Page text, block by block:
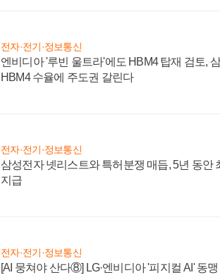
전자·전기·정보통신
엔비디아 '루빈 울트라'에도 HBM4 탑재 검토,
HBM4 수율에 주도권 갈린다
전자·전기·정보통신
삼성전자 넷리스트와 특허분쟁 매듭, 5년 동안
지급
전자·전기·정보통신
[AI 뭉쳐야 산다⑧] LG·엔비디아 '피지컬 AI' 동맹